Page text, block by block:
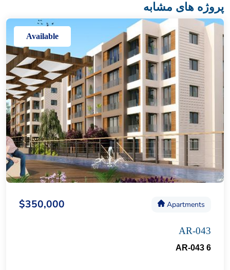
پروژه های مشابه
Available
Apartments
$350,000
AR-043
AR-043 6